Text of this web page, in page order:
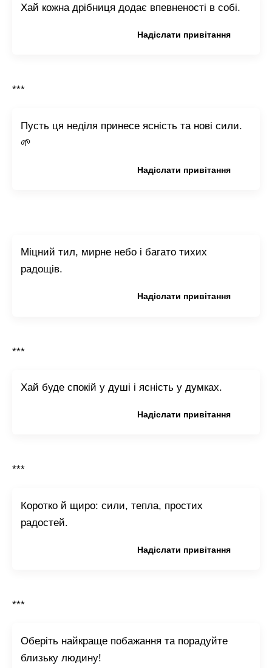
Хай кожна дрібниця додає впевненості в собі.
Надіслати привітання
***
Пусть ця неділя принесе ясність та нові сили.
🌱
Надіслати привітання
Міцний тил, мирне небо і багато тихих
радощів.
Надіслати привітання
***
Хай буде спокій у душі і ясність у думках.
Надіслати привітання
***
Коротко й щиро: сили, тепла, простих
радостей.
Надіслати привітання
***
Оберіть найкраще побажання та порадуйте
близьку людину!